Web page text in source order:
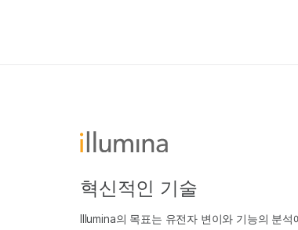
혁신적인 기술
Illumina의 목표는 유전자 변이와 기능의 분